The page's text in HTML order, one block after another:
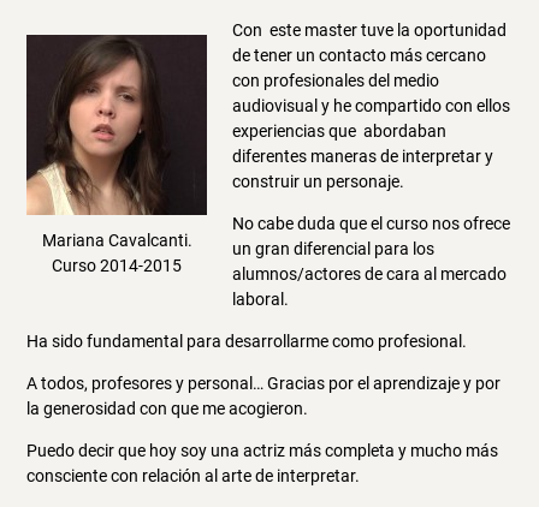
Mariana Cavalcanti.
Curso 2014-2015
Con este master tuve la oportunidad
de tener un contacto más cercano
con profesionales del medio
audiovisual y he compartido con ellos
experiencias que abordaban
diferentes maneras de interpretar y
construir un personaje.
No cabe duda que el curso nos ofrece
un gran diferencial para los
alumnos/actores de cara al mercado
laboral.
Ha sido fundamental para desarrollarme como profesional.
A todos, profesores y personal… Gracias por el aprendizaje y por
la generosidad con que me acogieron.
Puedo decir que hoy soy una actriz más completa y mucho más
consciente con relación al arte de interpretar.